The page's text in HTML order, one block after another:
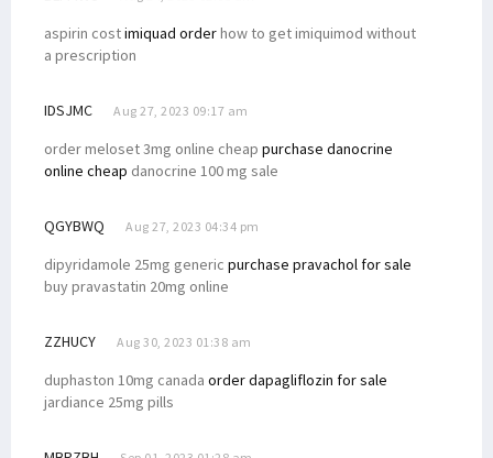
aspirin costimiquad orderhow to get imiquimod without
a prescription
IDSJMC Aug 27, 2023 09:17 am
order meloset 3mg online cheap purchase danocrine
online cheap danocrine 100 mg sale
QGYBWQ Aug 27, 2023 04:34 pm
dipyridamole 25mg generic purchase pravachol for sale
buy pravastatin 20mg online
ZZHUCY Aug 30, 2023 01:38 am
duphaston 10mg canada order dapagliflozin for sale
jardiance 25mg pills